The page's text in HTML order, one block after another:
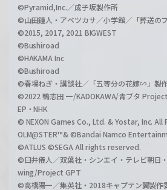
©Pyramid,Inc.／成子坂製作所
©山田鐘人・アベツカサ／小学館／「葬送の
©2015, 2017, 2021 BIGWEST
©Bushiroad
©HAKAMA Inc
©Bushiroad
©春場ねぎ・講談社／「五等分の花嫁∽」製
©2022 鴨志田 一/KADOKAWA/青ブタ
EP・NHK
© NEXON Games Co., Ltd. & Yostar, Inc. All
OLM@STER™& ©Bandai Namco
©ATLUS ©SEGA All rights reserved.
©臼井儀人／双葉社・シンエイ・テレビ朝日
wing/Project GPT
©高橋陽一／集英社・2018キャプテン翼製作